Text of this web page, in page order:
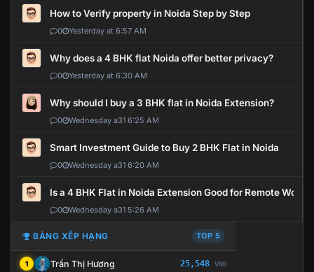
How to Verify property in Noida Step by Step
0 Yesterday at 6:57 AM
Why does a 4 BHK flat Noida offer better privacy?
0 Yesterday at 6:30 AM
Why should I buy a 3 BHK flat in Noida Extension?
0 Wednesday a31 6:25 AM
Smart Investment Guide to Buy 2 BHK Flat in Noida
0 Wednesday a31 6:20 AM
Is a 4 BHK Flat in Noida Extension Good for Remote Work?
0 Wednesday a31 5:26 AM
BẢNG XẾP HẠNG TOP 5
1 Trần Thị Hương 25,548 VNĐ